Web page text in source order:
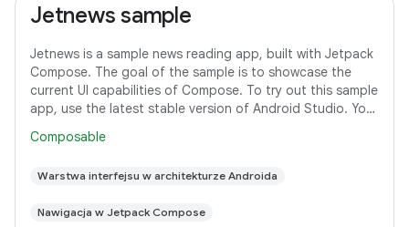
Jetnews sample
Jetnews is a sample news reading app, built with Jetpack
Compose. The goal of the sample is to showcase the
current UI capabilities of Compose. To try out this sample
app, use the latest stable version of Android Studio. You
Composable
Warstwa interfejsu w architekturze Androida
Nawigacja w Jetpack Compose